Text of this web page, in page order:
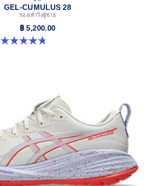
GEL-CUMULUS 28
รองเท้าวิ่งผู้ชาย
฿ 5,200.00
4.8 จาก 5 ดาว 86 รีวิว